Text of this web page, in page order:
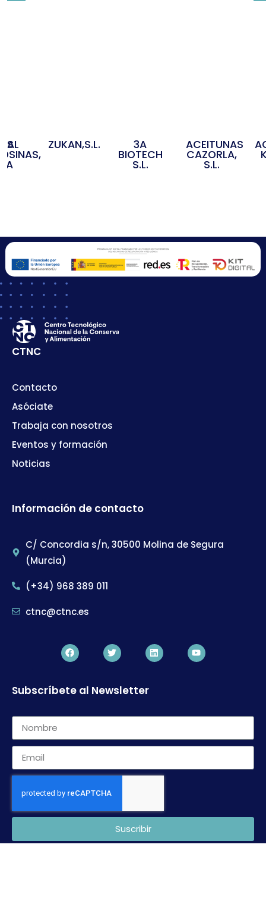
ZUKAN,S.L. 3A
BIOTECH
S.L.
ACEITUNAS
CAZORLA,
S.L.
CTNC
Contacto
Asóciate
Trabaja con nosotros
Eventos y formación
Noticias
Información de contacto
C/ Concordia s/n, 30500 Molina de Segura
(Murcia)
(+34) 968 389 011
ctnc@ctnc.es
Subscríbete al Newsletter
Suscribir